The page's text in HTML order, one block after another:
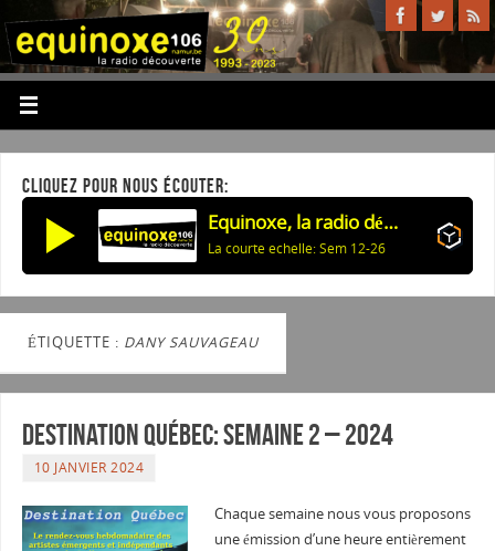
CLIQUEZ POUR NOUS ÉCOUTER:
Equinoxe, la radio découverte
La courte echelle: Sem 12-26
ÉTIQUETTE : DANY SAUVAGEAU
Destination Québec: Semaine 2 – 2024
10 JANVIER 2024
Chaque semaine nous vous proposons
une émission d’une heure entièrement